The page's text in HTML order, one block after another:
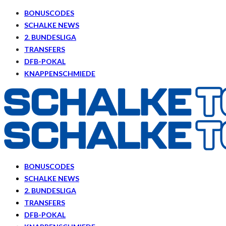
BONUSCODES
SCHALKE NEWS
2. BUNDESLIGA
TRANSFERS
DFB-POKAL
KNAPPENSCHMIEDE
BONUSCODES
SCHALKE NEWS
2. BUNDESLIGA
TRANSFERS
DFB-POKAL